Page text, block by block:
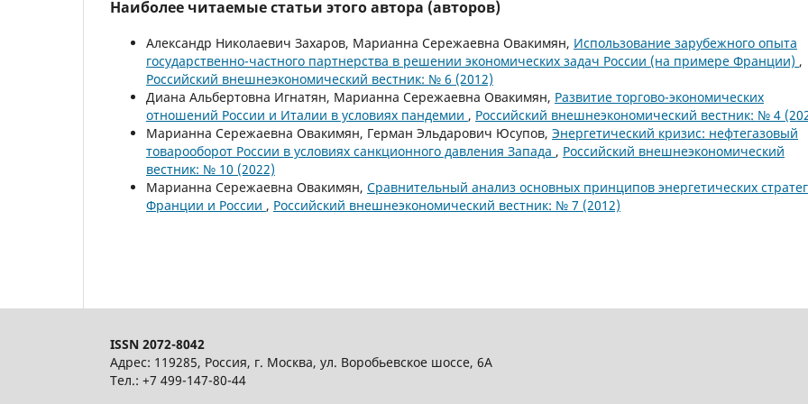
Наиболее читаемые статьи этого автора (авторов)
Александр Николаевич Захаров, Марианна Сережаевна Овакимян, Использование зарубежного опыта
государственно-частного партнерства в решении экономических задач России (на примере Франции) ,
Российский внешнеэкономический вестник: № 6 (2012)
Диана Альбертовна Игнатян, Марианна Сережаевна Овакимян, Развитие торгово-экономических
отношений России и Италии в условиях пандемии , Российский внешнеэкономический вестник: № 4
Марианна Сережаевна Овакимян, Герман Эльдарович Юсупов, Энергетический кризис: нефтегазовый
товарооборот России в условиях санкционного давления Запада , Российский внешнеэкономический
вестник: № 10 (2022)
Марианна Сережаевна Овакимян, Сравнительный анализ основных принципов энергетических
Франции и России , Российский внешнеэкономический вестник: № 7 (2012)
ISSN 2072-8042
Адрес: 119285, Россия, г. Москва, ул. Воробьевское шоссе, 6А
Тел.: +7 499-147-80-44